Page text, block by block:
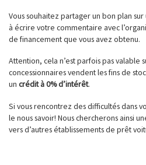
Vous souhaitez partager un bon plan
à écrire votre commentaire avec
de financement que vous avez obtenu.
Attention, cela n’est parfois pas valable
concessionnaires vendent les fins de
un crédit à 0% d’intérêt.
Si vous rencontrez des difficultés dans
le nous savoir! Nous chercherons ainsi
vers d’autres établissements de prêt